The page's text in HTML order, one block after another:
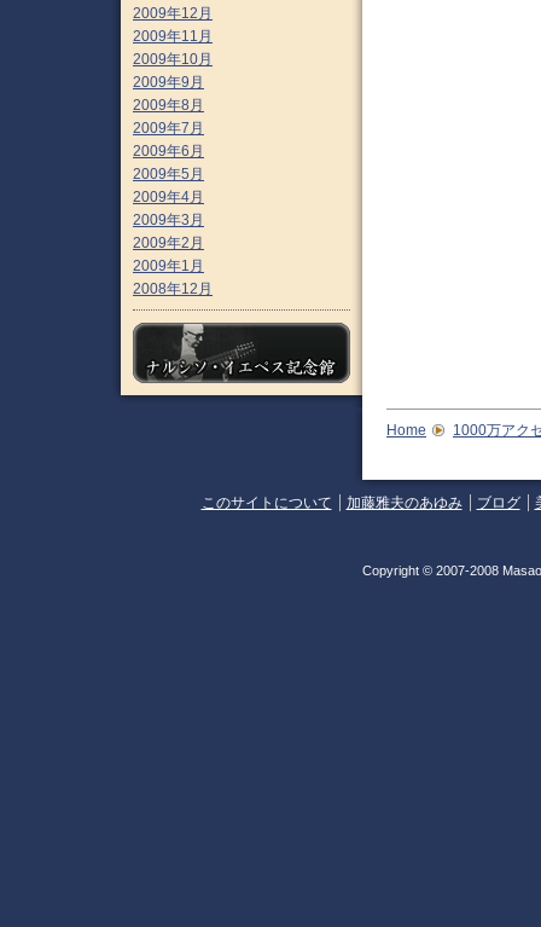
2009年12月
2009年11月
2009年10月
2009年9月
2009年8月
2009年7月
2009年6月
2009年5月
2009年4月
2009年3月
2009年2月
2009年1月
2008年12月
Home 1000万アク
このサイトについて 加藤雅夫のあゆみ ブログ
Copyright © 2007-2008